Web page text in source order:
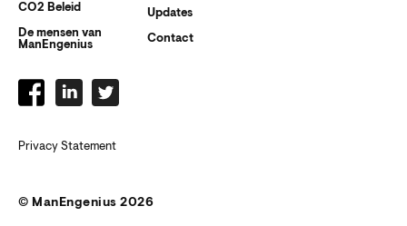
CO2 Beleid
De mensen van
ManEngenius
Updates
Contact
Privacy Statement
© ManEngenius 2026